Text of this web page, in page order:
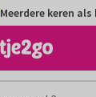
Meerdere keren